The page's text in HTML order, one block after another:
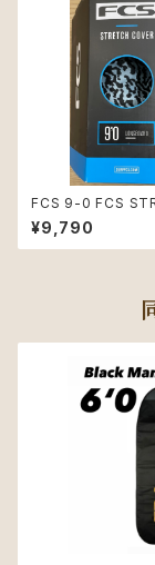
FCS 9-0 FCS
NGBOARD COVER TRANQU
IL BLUE
¥9,790